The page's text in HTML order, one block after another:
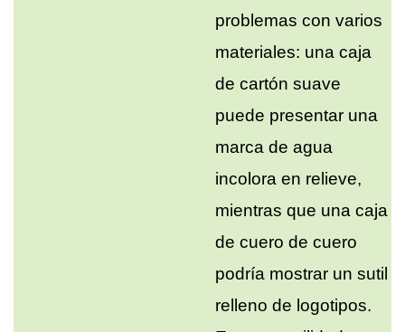
problemas con varios
materiales: una caja
de cartón suave
puede presentar una
marca de agua
incolora en relieve,
mientras que una caja
de cuero de cuero
podría mostrar un sutil
relleno de logotipos.